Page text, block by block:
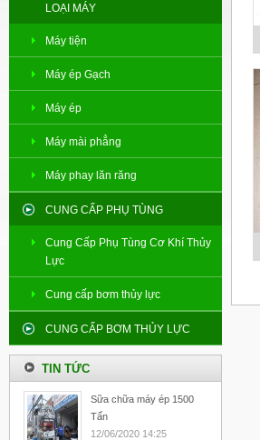
LOẠI MÁY
Máy tiện
Máy ép Gạch
Máy ép
Máy mài phẳng
Máy phay lăn răng
CUNG CẤP PHỤ TÙNG
Cung Cấp Phụ Tùng Cơ Khí Thủy
Lực
Cung cấp bơm thủy lực
CUNG CẤP BƠM THỦY LỰC
TIN TỨC
Sữa chữa máy ép 1500
Tấn
12/06/2020 14:25